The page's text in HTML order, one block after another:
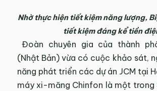
Nhờ thực hiện tiết kiệm năng lượng,
tiết kiệm đáng kể tiền
Đoàn chuyên gia của thành
(Nhật Bản) vừa có cuộc khảo sát,
năng phát triển các dự án JCM tại
máy xi-măng Chinfon là một trong